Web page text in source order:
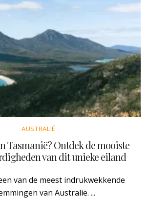
AUSTRALIË
Tasmanië? Ontdek de mooiste
van dit unieke eiland
van de meest indrukwekkende
van Australië. ...